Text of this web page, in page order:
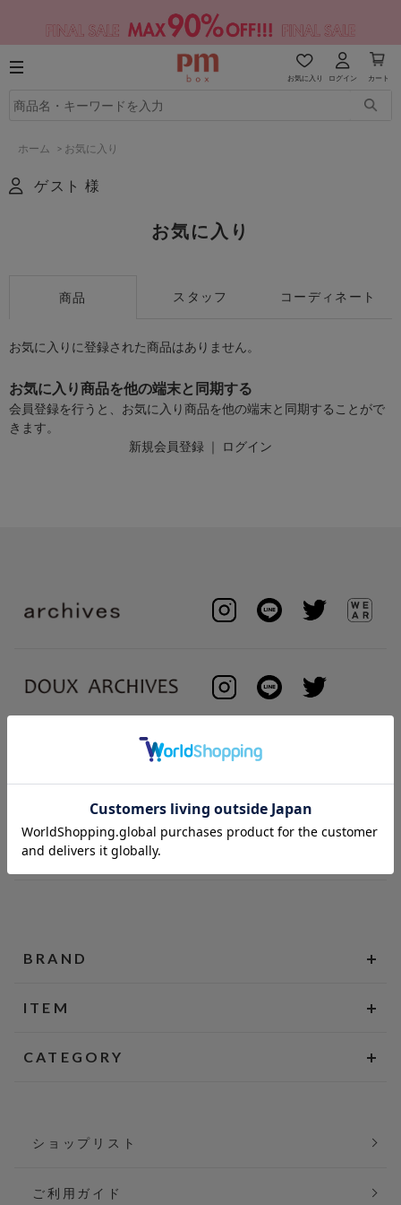
お気に入り ログイン カート
ホーム > お気に入り
ゲスト 様
お気に入り
商品 スタッフ コーディネート
お気に入りに登録された商品はありません。
お気に入り商品を他の端末と同期する
会員登録を行うと、お気に入り商品を他の端末と同期することがで
きます。
新規会員登録 ｜ ログイン
BRAND
ITEM
CATEGORY
ショップリスト
ご利用ガイド